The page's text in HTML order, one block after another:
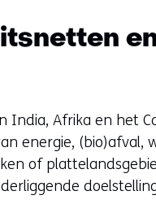
India, Afrika en het
energie, (bio)afval,
of